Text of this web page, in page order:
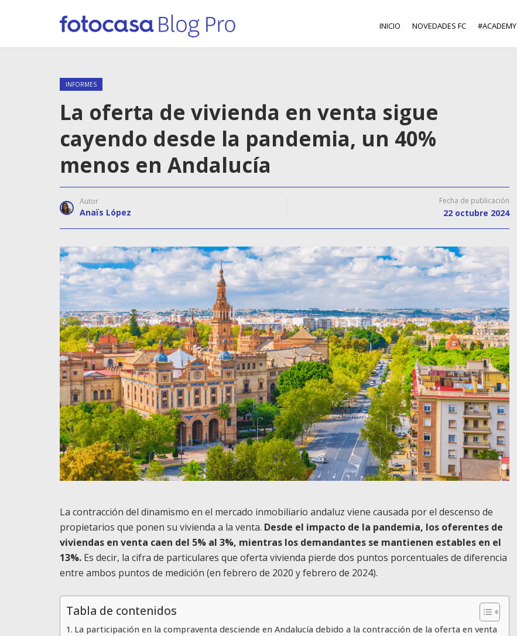
INICIO NOVEDADES FC #ACADEMY
INFORMES
La oferta de vivienda en venta sigue
cayendo desde la pandemia, un 40%
menos en Andalucía
Autor
Anaïs López
Fecha de publicación
22 octubre 2024
La contracción del dinamismo en el mercado inmobiliario andaluz viene causada por el descenso de
propietarios que ponen su vivienda a la venta. Desde el impacto de la pandemia, los oferentes de
viviendas en venta caen del 5% al 3%, mientras los demandantes se mantienen estables en el
13%. Es decir, la cifra de particulares que oferta vivienda pierde dos puntos porcentuales de diferencia
entre ambos puntos de medición (en febrero de 2020 y febrero de 2024).
Tabla de contenidos
La participación en la compraventa desciende en Andalucía debido a la contracción de la oferta en venta